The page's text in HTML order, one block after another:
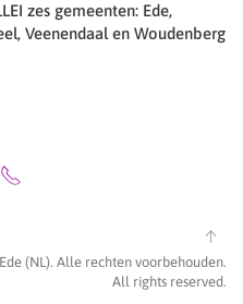
zes gemeenten: Ede,
Veenendaal en Woudenberg
(NL). Alle rechten voorbehouden.
All rights reserved.